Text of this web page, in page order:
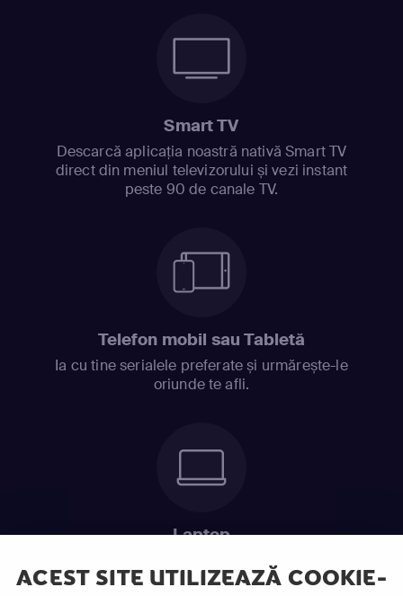
ACEST SITE UTILIZEAZĂ COOKIE-
Smart TV
Descarcă aplicația noastră nativă Smart TV
direct din meniul televizorului și vezi instant
peste 90 de canale TV.
Telefon mobil sau Tabletă
Ia cu tine serialele preferate și urmărește-le
oriunde te afli.
Laptop